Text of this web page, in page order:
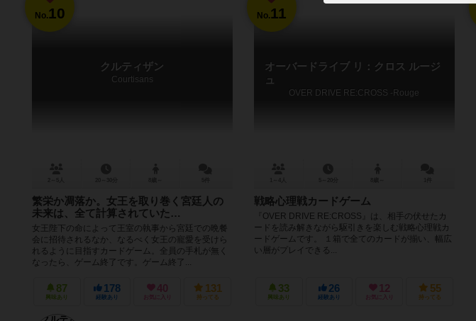
No. 10
クルティザン
Courtisans
繁栄か凋落か。女王を取り巻く宮廷人の
未来は、全て計算されていた…
女王陛下の命によって王室の執事から宮廷での晩餐
会に招待されるなか、なるべく女王の寵愛を受けら
れるように目指すカードゲーム。全員の手札が無く
なったら、ゲーム終了です。ゲーム終了...
87
興味あり
178
経験あり
40
お気に入り
131
持ってる
No.11
オーバードライブ リ：クロス ルージ
ュ
OVER DRIVE RE:CROSS -Rouge
戦略心理戦カードゲーム
『OVER DRIVE RE:CROSS』は、相手の伏せたカ
ードを読み解きながら駆引きを楽しむ戦略心理戦カ
ードゲームです。 １箱で全てのカードが揃い、幅広
い層がプレイできる...
33
興味あり
26
経験あり
12
お気に入り
55
持ってる